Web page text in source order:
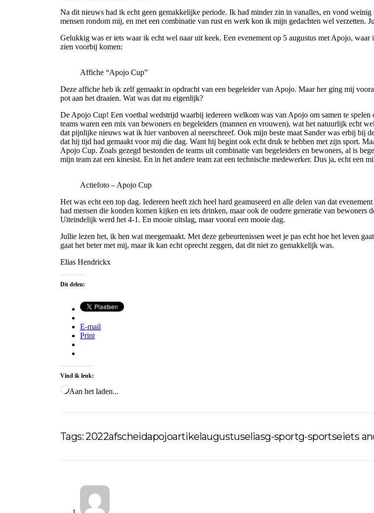
Na dit nieuws had ik echt geen gemakkelijke periode. Ik had minder zin in vanalles, en vond
mensen rondom mij, en met een combinatie van rust en werk kon ik mijn gedachten wel verzetten.
Gelukkig was er iets waar ik echt wel naar uit keek. Een evenement op 5 augustus met Apojo,
zien voorbij komen:
Affiche “Apojo Cup”
Deze affiche heb ik zelf gemaakt in opdracht van een begeleider van Apojo. Maar her ging mij
pot aan het draaien. Wat was dat nu eigenlijk?
De Apojo Cup! Een voetbal wedstrijd waarbij iedereen welkom was van Apojo om samen te
teams waren een mix van bewoners en begeleiders (mannen en vrouwen), wat het natuurlijk echt
dat pijnlijke nieuws wat ik hier vanboven al neerschreef. Ook mijn beste maat Sander was erbij
dat hij tijd had gemaakt voor mij die dag. Want hij begint ook echt druk te hebben met zijn sport.
Apojo Cup. Zoals gezegd bestonden de teams uit combinatie van begeleiders en bewoners, al is
mijn team zat een kinesist. En in het andere team zat een technische medewerker. Dus ja, echt een
Actiefoto – Apojo Cup
Het was echt een top dag. Iedereen heeft zich heel hard geamuseerd en alle delen van dat
had mensen die konden komen kijken en iets drinken, maar ook de oudere generatie van
Uiteindelijk werd het 4-1. En mooie uitslag, maar vooral een mooie dag.
Jullie lezen het, ik hen wat meegemaakt. Met deze gebeurtenissen weet je pas echt hoe het leven
gaat het beter met mij, maar ik kan echt oprecht zeggen, dat dit niet zo gemakkelijk was.
Elias Hendrickx
Dit delen:
E-mail
Print
Vind ik leuk:
Aan het laden...
Tags: 2022afscheidapojoartikelaugustuseliasg-sportg-sportseiets